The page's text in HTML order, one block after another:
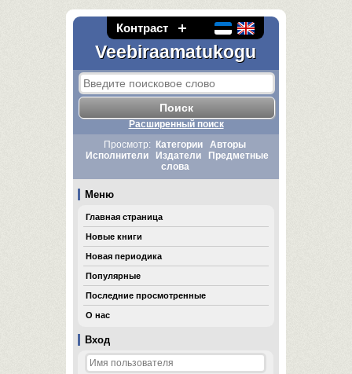
Контраст
Veebiraamatukogu
Вход
Расширенный поиск
Просмотр:
Категории
Авторы
Исполнители
Издатели
Предметные
слова
Меню
Главная страница
Новые книги
Новая периодика
Популярные
Последние просмотренные
О нас